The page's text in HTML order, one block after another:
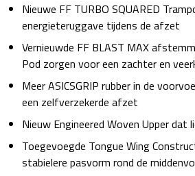
Nieuwe FF TURBO SQUARED
energieteruggave tijdens de afzet
Vernieuwde FF BLAST MAX
Pod zorgen voor een zachter en
Meer ASICSGRIP rubber in de
een zelfverzekerde afzet
Nieuw Engineered Woven Upper dat
Toegevoegde Tongue Wing
stabielere pasvorm rond de